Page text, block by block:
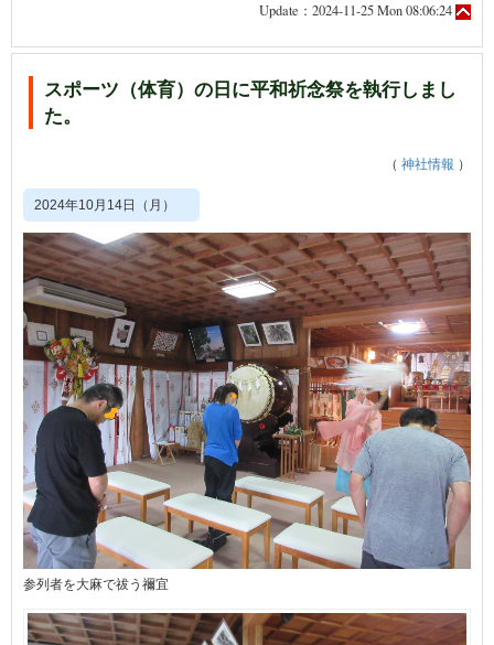
Update：2024-11-25 Mon 08:06:24
スポーツ（体育）の日に平和祈念祭を執行しまし
た。
（ 神社情報 ）
2024年10月14日（月）
参列者を大麻で祓う禰宜